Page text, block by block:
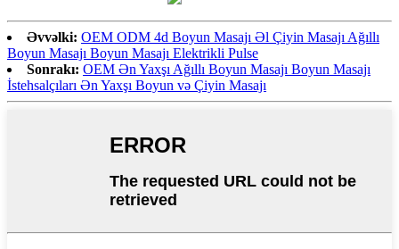
Əvvəlki: OEM ODM 4d Boyun Masajı Əl Çiyin Masajı Ağıllı
Boyun Masajı Boyun Masajı Elektrikli Pulse
Sonrakı: OEM Ən Yaxşı Ağıllı Boyun Masajı Boyun Masajı
İstehsalçıları Ən Yaxşı Boyun və Çiyin Masajı